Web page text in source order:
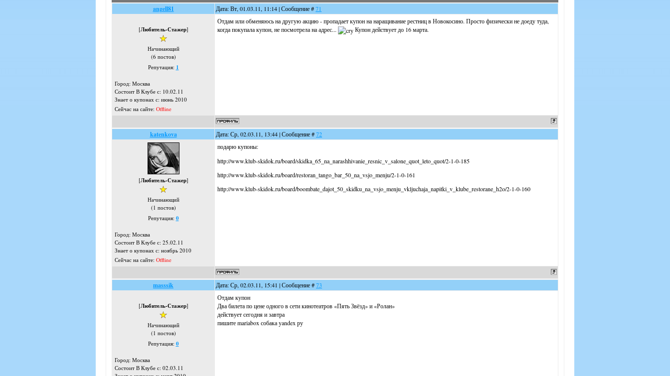
angell81 Дата: Вт, 01.03.11, 11:14 | Сообщение #71
[Любитель-Стажер]
Начинающий
(6 постов)
Репутация: 1
Город: Москва
Состоит В Клубе с: 10.02.11
Знает о купонах с: июнь 2010
Сейчас на сайте: Offline
Отдам или обменяюсь на другую акцию - пропадает купон на наращивание рестниц в Новокосино. Просто физически не доеду туда,
когда покупала купон, не посмотрела на адрес...
Купон действует до 16 марта.
katenkova Дата: Ср, 02.03.11, 13:44 | Сообщение #72
[Любитель-Стажер]
Начинающий
(1 постов)
Репутация: 0
Город: Москва
Состоит В Клубе с: 25.02.11
Знает о купонах с: ноябрь 2010
Сейчас на сайте: Offline
подарю купоны:
http://www.klub-skidok.ru/board/skidka_65_na_narashhivanie_resnic_v_salone_quot_leto_quot/2-1-0-185
http://www.klub-skidok.ru/board/restoran_tango_bar_50_na_vsjo_menju/2-1-0-161
http://www.klub-skidok.ru/board/boombate_dajot_50_skidku_na_vsjo_menju_vkljuchaja_napitki_v_klube_restorane_h2o/2-1-0-160
masssik Дата: Ср, 02.03.11, 15:41 | Сообщение #73
[Любитель-Стажер]
Начинающий
(1 постов)
Репутация: 0
Город: Москва
Состоит В Клубе с: 02.03.11
Отдам купон
Два билета по цене одного в сети кинотеатров «Пять Звёзд» и «Ролан»
действует сегодня и завтра
пишите mariabox собака yandex ру